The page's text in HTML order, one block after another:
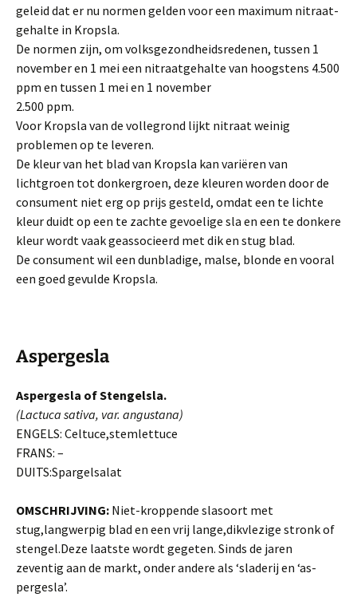
geleid dat er nu normen gelden voor een maximum nitraat­
gehalte in Kropsla.
De normen zijn, om volksgezondheidsredenen, tussen 1
november en 1 mei een nitraatgehalte van hoogstens 4.500
ppm en tussen 1 mei en 1 november
2.500 ppm.
Voor Kropsla van de vollegrond lijkt nitraat weinig
problemen op te leveren.
De kleur van het blad van Kropsla kan variëren van
lichtgroen tot donkergroen, deze kleuren worden door de
consument niet erg op prijs gesteld, omdat een te lichte
kleur duidt op een te zachte gevoelige sla en een te donkere
kleur wordt vaak geassocieerd met dik en stug blad.
De consument wil een dunbladige, malse, blonde en vooral
een goed gevulde Kropsla.
Aspergesla
Aspergesla of Stengelsla.
(Lactuca sativa, var. angustana)
ENGELS: Celtuce,stemlettuce
FRANS: –
DUITS:Spargelsalat
OMSCHRIJVING: Niet-kroppende slasoort met
stug,langwerpig blad en een vrij lange,dikvlezige stronk of
stengel.Deze laatste wordt gegeten. Sinds de jaren
zeventig aan de markt, onder andere als ‘sladerij en ‘as­
pergesla’.